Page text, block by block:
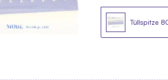
Tüllspitze